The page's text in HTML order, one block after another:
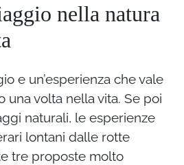
nella natura
e un’esperienza che vale
una volta nella vita. Se poi
naturali, le esperienze
lontani dalle rotte
tre proposte molto